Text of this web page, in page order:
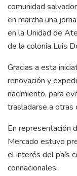
comunidad
en marcha una
en la Unidad de
de la colonia Luis
Gracias a esta
renovación y
nacimiento, para
trasladarse a otras
En representación
Mercado estuvo
el interés del país
connacionales.